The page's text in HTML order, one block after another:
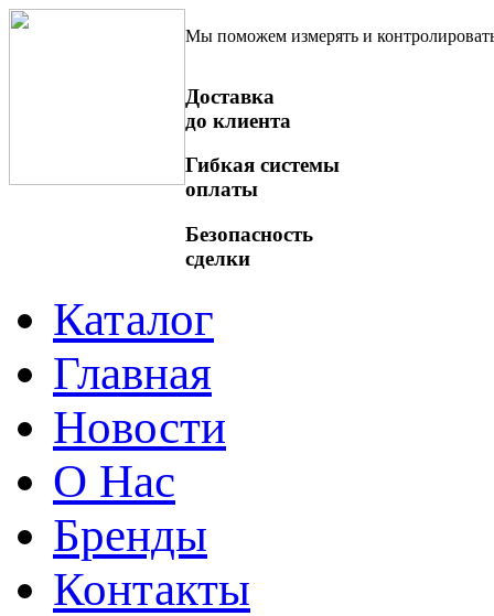
Мы поможем измерять и
Доставка
до клиента
Гибкая системы
оплаты
Безопасность
сделки
Каталог
Главная
Новости
О Нас
Бренды
Контакты